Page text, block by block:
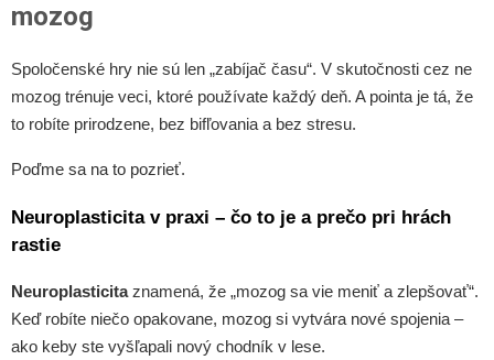
mozog
Spoločenské hry nie sú len „zabíjač času“. V skutočnosti cez ne
mozog trénuje veci, ktoré používate každý deň. A pointa je tá, že
to robíte prirodzene, bez bifľovania a bez stresu.
Poďme sa na to pozrieť.
Neuroplasticita v praxi – čo to je a prečo pri hrách
rastie
Neuroplasticitaznamená, že „mozog sa vie meniť a zlepšovať“.
Keď robíte niečo opakovane, mozog si vytvára nové spojenia –
ako keby ste vyšľapali nový chodník v lese.